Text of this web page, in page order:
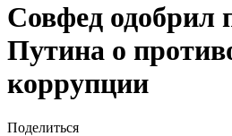
Совфед одобрил
Путина о
коррупции
Поделиться